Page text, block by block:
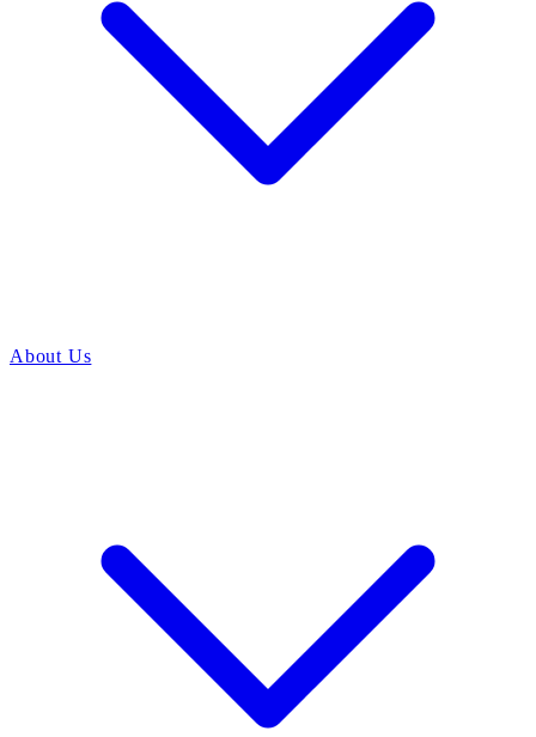
About Us